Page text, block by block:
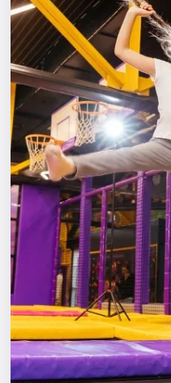
Экскурсии
Спорт
События
Города
Площадки
Артисты
Рейтинги